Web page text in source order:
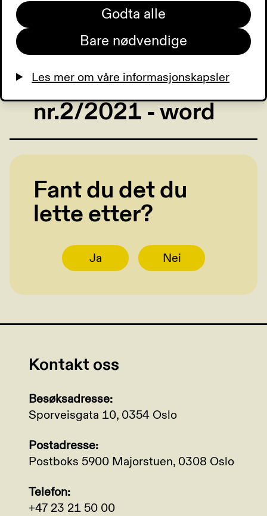
Synspunkt
nr.2/2021 - pdf
Synspunkt
nr.2/2021 - word
Fant du det du
lette etter?
Ja Nei
Kontakt oss
Besøksadresse:
Sporveisgata 10, 0354 Oslo
Postadresse:
Postboks 5900 Majorstuen, 0308 Oslo
Telefon:
+47 23 21 50 00
Godta alle
Bare nødvendige
Les mer om våre informasjonskapsler